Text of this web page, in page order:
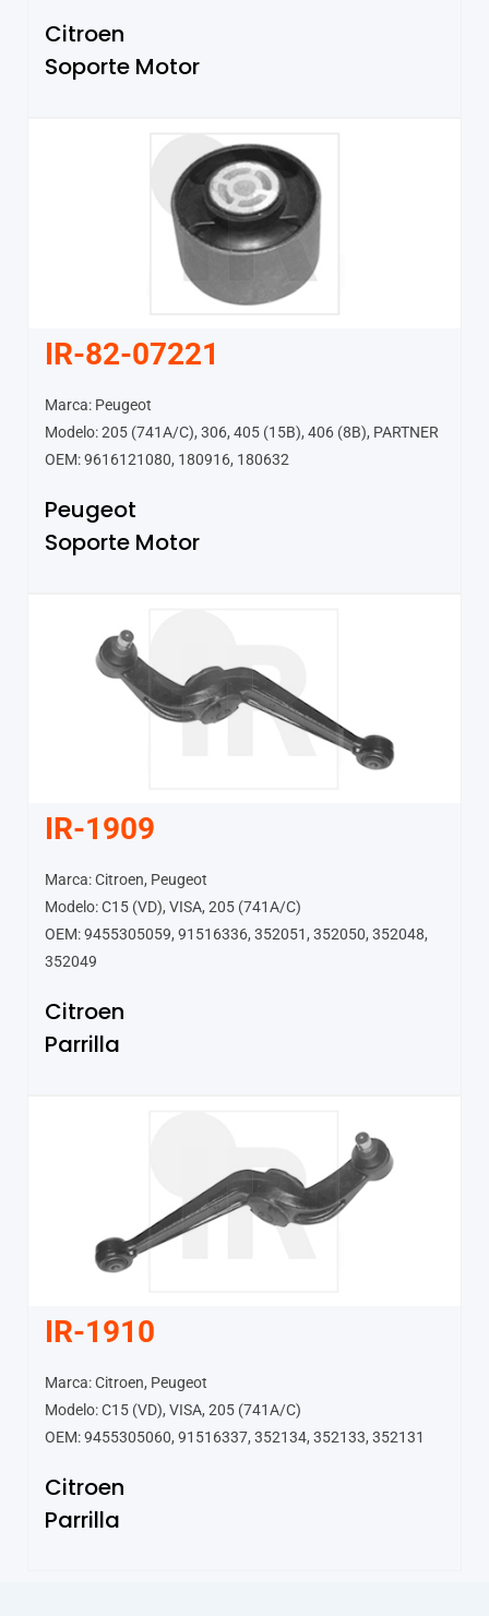
Citroen
Soporte Motor
IR-82-07221
Marca: Peugeot
Modelo: 205 (741A/C), 306, 405 (15B), 406 (8B), PARTNER
OEM: 9616121080, 180916, 180632
Peugeot
Soporte Motor
IR-1909
Marca: Citroen, Peugeot
Modelo: C15 (VD), VISA, 205 (741A/C)
OEM: 9455305059, 91516336, 352051, 352050, 352048,
352049
Citroen
Parrilla
IR-1910
Marca: Citroen, Peugeot
Modelo: C15 (VD), VISA, 205 (741A/C)
OEM: 9455305060, 91516337, 352134, 352133, 352131
Citroen
Parrilla